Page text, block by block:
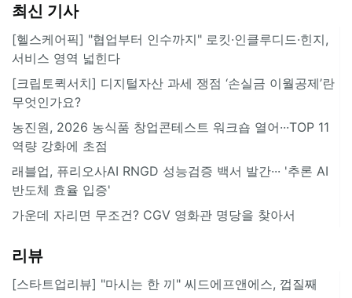
최신 기사
[헬스케어픽] "협업부터 인수까지" 로킷·인클루디드·힌지,
서비스 영역 넓힌다
[크립토퀵서치] 디지털자산 과세 쟁점 ‘손실금 이월공제’란
무엇인가요?
농진원, 2026 농식품 창업콘테스트 워크숍 열어···TOP 11
역량 강화에 초점
래블업, 퓨리오사AI RNGD 성능검증 백서 발간··· '추론 AI
반도체 효율 입증'
가운데 자리면 무조건? CGV 영화관 명당을 찾아서
리뷰
[스타트업리뷰] "마시는 한 끼" 씨드에프앤에스, 껍질째